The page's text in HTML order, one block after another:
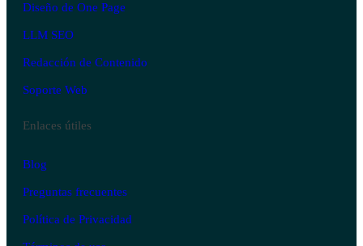
Diseño de One Page
LLM SEO
Redacción de Contenido
Soporte Web
Enlaces útiles
Blog
Preguntas frecuentes
Política de Privacidad